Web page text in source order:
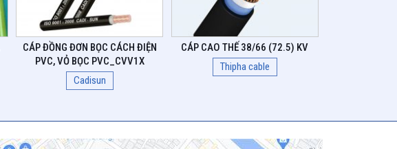
CÁP ĐỒNG ĐƠN BỌC CÁCH ĐIỆN
PVC, VỎ BỌC PVC_CVV1X
Cadisun
CÁP CAO THẾ 38/66 (72.5) KV
Thipha cable